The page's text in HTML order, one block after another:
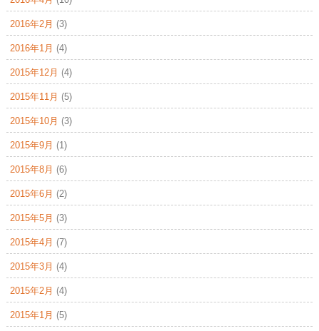
2016年2月 (3)
2016年1月 (4)
2015年12月 (4)
2015年11月 (5)
2015年10月 (3)
2015年9月 (1)
2015年8月 (6)
2015年6月 (2)
2015年5月 (3)
2015年4月 (7)
2015年3月 (4)
2015年2月 (4)
2015年1月 (5)